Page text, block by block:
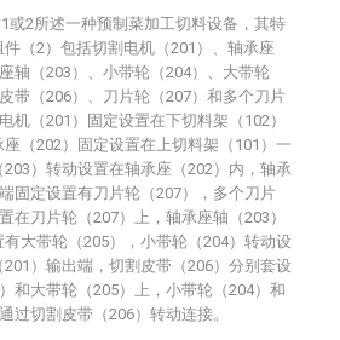
或2所述一种预制菜加工切料设备，其特
（2）包括切割电机（201）、轴承座
座轴（203）、小带轮（204）、大带轮
皮带（206）、刀片轮（207）和多个刀片
机（201）固定设置在下切料架（102）
（202）固定设置在上切料架（101）一
）转动设置在轴承座（202）内，轴承
固定设置有刀片轮（207），多个刀片
在刀片轮（207）上，轴承座轴（203）
有大带轮（205），小带轮（204）转动设
）输出端，切割皮带（206）分别套设
和大带轮（205）上，小带轮（204）和
过切割皮带（206）转动连接。